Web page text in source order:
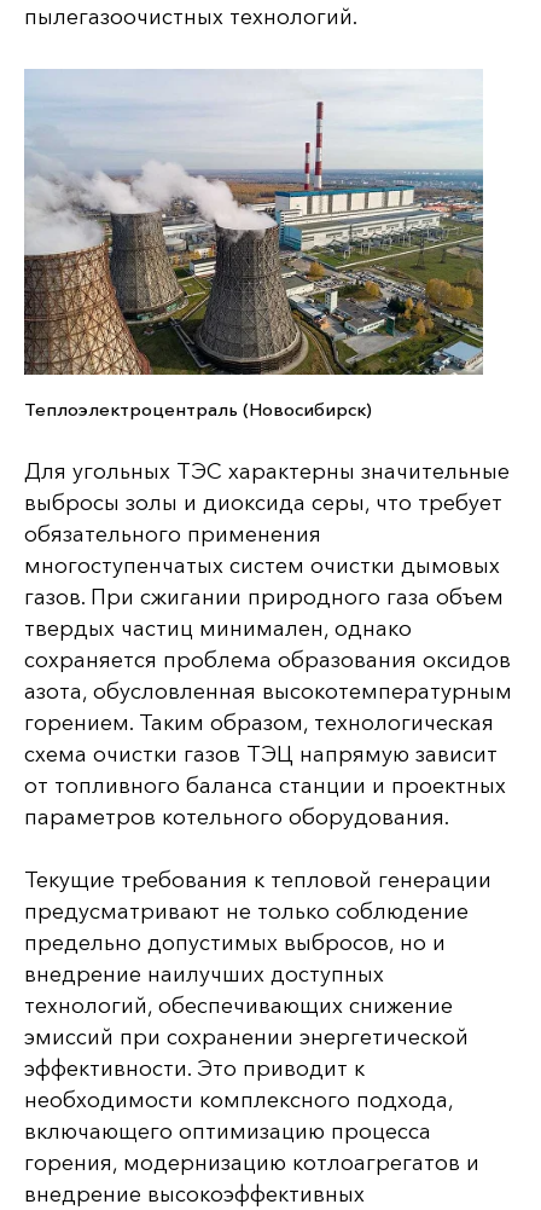
пылегазоочистных технологий.
Теплоэлектроцентраль (Новосибирск)
Для угольных ТЭС характерны значительные
выбросы золы и диоксида серы, что требует
обязательного применения
многоступенчатых систем очистки дымовых
газов. При сжигании природного газа объем
твердых частиц минимален, однако
сохраняется проблема образования оксидов
азота, обусловленная высокотемпературным
горением. Таким образом, технологическая
схема очистки газов ТЭЦ напрямую зависит
от топливного баланса станции и проектных
параметров котельного оборудования.
Текущие требования к тепловой генерации
предусматривают не только соблюдение
предельно допустимых выбросов, но и
внедрение наилучших доступных
технологий, обеспечивающих снижение
эмиссий при сохранении энергетической
эффективности. Это приводит к
необходимости комплексного подхода,
включающего оптимизацию процесса
горения, модернизацию котлоагрегатов и
внедрение высокоэффективных